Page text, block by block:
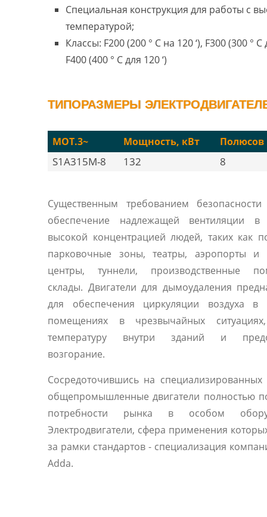
Специальная конструкция для работы с
температурой;
Классы: F200 (200 ° C на 120 ‘), F300 (300 ° C
F400 (400 ° C для 120 ‘)
ТИПОРАЗМЕРЫ
MOT.3~ Мощность, кВт Полюсов
S1A315M-8 132 8
Существенным требованием безопасности
обеспечение надлежащей вентиляции
высокой концентрацией людей, таких как
парковочные зоны, театры, аэропорты и
центры, туннели, производственные
склады. Двигатели для дымоудаления
для обеспечения циркуляции воздуха в
помещениях в чрезвычайных
температуру внутри зданий и
возгорание.
Сосредоточившись на специализированных
общепромышленные двигатели полностью
потребности рынка в особом
Электродвигатели, сфера применения
за рамки стандартов - специализация
Adda.